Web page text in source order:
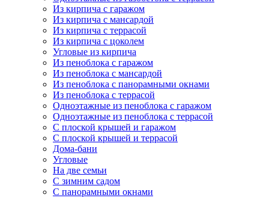
Из кирпича с гаражом
Из кирпича с мансардой
Из кирпича с террасой
Из кирпича с цоколем
Угловые из кирпича
Из пеноблока с гаражом
Из пеноблока с мансардой
Из пеноблока с панорамными окнами
Из пеноблока с террасой
Одноэтажные из пеноблока с гаражом
Одноэтажные из пеноблока с террасой
С плоской крышей и гаражом
С плоской крышей и террасой
Дома-бани
Угловые
На две семьи
С зимним садом
С панорамными окнами